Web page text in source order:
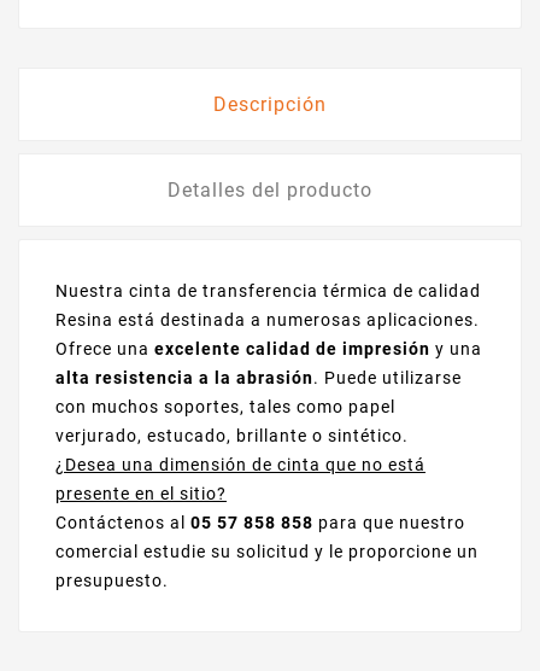
Descripción
Detalles del producto
Nuestra cinta de transferencia térmica de calidad
Resina está destinada a numerosas aplicaciones.
Ofrece una excelente calidad de impresión y una
alta resistencia a la abrasión. Puede utilizarse
con muchos soportes, tales como papel
verjurado, estucado, brillante o sintético.
¿Desea una dimensión de cinta que no está
presente en el sitio?
Contáctenos al 05 57 858 858 para que nuestro
comercial estudie su solicitud y le proporcione un
presupuesto.